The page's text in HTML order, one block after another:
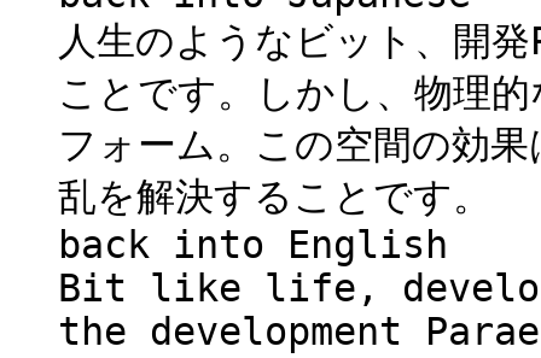
人生のようなビット、開
ことです。しかし、物理
フォーム。この空間の効
乱を解決することです。
back into English
Bit like life,
the development